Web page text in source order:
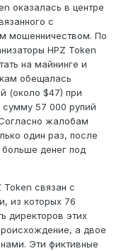
оказалась в центре
с
мошенничеством. По
HPZ Token
на майнинге и
обещалась
(около $47) при
сумму 57 000 рупий
жалобам
один раз, после
больше денег под
Token связан с
из которых 76
директоров этих
а двое
Эти фиктивные